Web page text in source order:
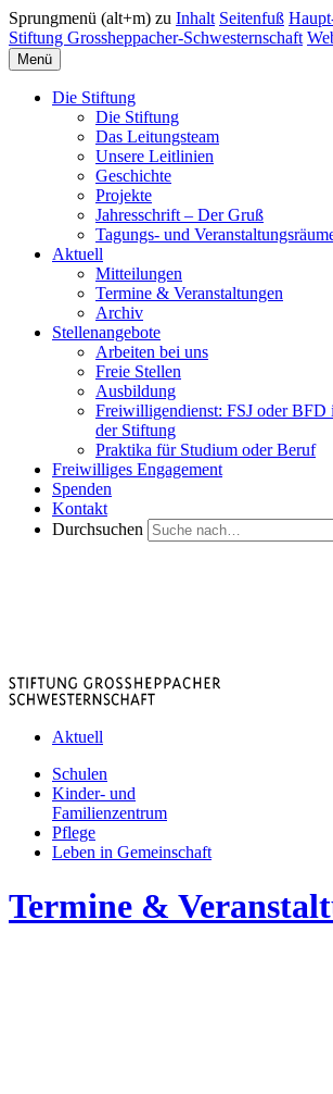
Sprungmenü (alt+m) zu Inhalt Seitenfuß
Stiftung Grossheppacher-Schwesternschaft
Menü
Die Stiftung
Die Stiftung
Das Leitungsteam
Unsere Leitlinien
Geschichte
Projekte
Jahresschrift – Der Gruß
Tagungs- und
Aktuell
Mitteilungen
Termine & Veranstaltungen
Archiv
Stellenangebote
Arbeiten bei uns
Freie Stellen
Ausbildung
Freiwilligendienst: FSJ oder BFD
der Stiftung
Praktika für Studium oder Beruf
Freiwilliges Engagement
Spenden
Kontakt
Durchsuchen
Aktuell
Schulen
Kinder- und
Familienzentrum
Pflege
Leben in Gemeinschaft
Termine &